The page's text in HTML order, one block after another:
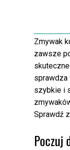
Zmywak
zawsze
sprawdza
szybkie i
Sprawdź
Poczuj